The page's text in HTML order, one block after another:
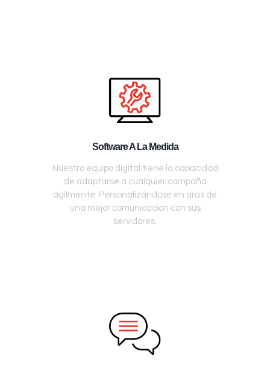
Software A La Medida
Nuestro equipo digital tiene la capacidad
de adaptarse a cualquier campaña
ágilmente. Personalizándose en aras de
una mejor comunicación con sus
servidores.